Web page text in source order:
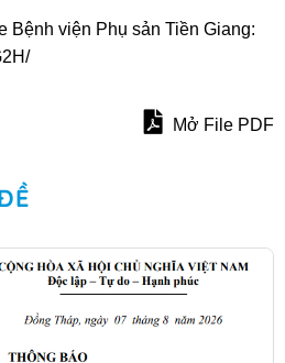
Bệnh viện Phụ sản Tiền Giang:
Mở File PDF